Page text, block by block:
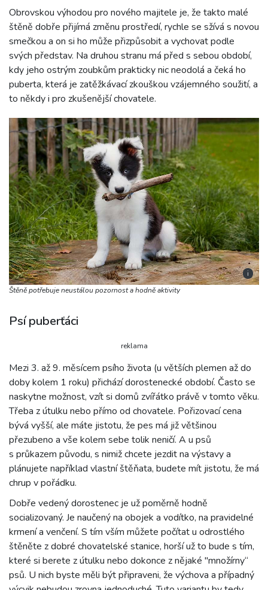
Obrovskou výhodou pro nového majitele je, že takto malé
štěně dobře přijímá změnu prostředí, rychle se sžívá s novou
smečkou a on si ho může přizpůsobit a vychovat podle
svých představ. Na druhou stranu má před s sebou období,
kdy jeho ostrým zoubkům prakticky nic neodolá a čeká ho
puberta, která je zatěžkávací zkouškou vzájemného soužití, a
to někdy i pro zkušenější chovatele.
i
Štěně potřebuje neustálou pozornost a hodně aktivity
Psí puberťáci
reklama
Mezi 3. až 9. měsícem psího života (u větších plemen až do
doby kolem 1 roku) přichází dorostenecké období. Často se
naskytne možnost, vzít si domů zvířátko právě v tomto věku.
Třeba z útulku nebo přímo od chovatele. Pořizovací cena
bývá vyšší, ale máte jistotu, že pes má již většinou
přezubeno a vše kolem sebe tolik neničí. A u psů
s průkazem původu, s nimiž chcete jezdit na výstavy a
plánujete například vlastní štěňata, budete mít jistotu, že má
chrup v pořádku.
Dobře vedený dorostenec je už poměrně hodně
socializovaný. Je naučený na obojek a vodítko, na pravidelné
krmení a venčení. S tím vším můžete počítat u odrostlého
štěněte z dobré chovatelské stanice, horší už to bude s tím,
které si berete z útulku nebo dokonce z nějaké "množírny“
psů. U nich byste měli být připraveni, že výchova a případný